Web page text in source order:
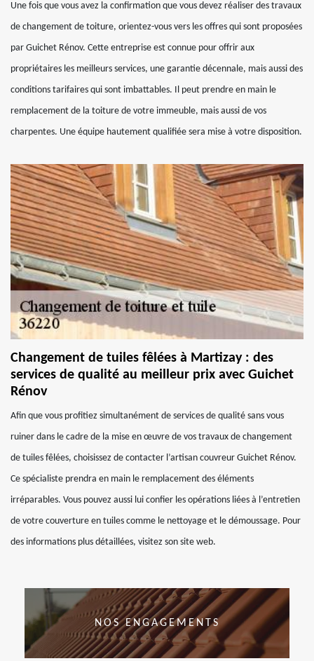
Une fois que vous avez la confirmation que vous devez réaliser des travaux
de changement de toiture, orientez-vous vers les offres qui sont proposées
par Guichet Rénov. Cette entreprise est connue pour offrir aux
propriétaires les meilleurs services, une garantie décennale, mais aussi des
conditions tarifaires qui sont imbattables. Il peut prendre en main le
remplacement de la toiture de votre immeuble, mais aussi de vos
charpentes. Une équipe hautement qualifiée sera mise à votre disposition.
Changement de tuiles fêlées à Martizay : des
services de qualité au meilleur prix avec Guichet
Rénov
Afin que vous profitiez simultanément de services de qualité sans vous
ruiner dans le cadre de la mise en œuvre de vos travaux de changement
de tuiles fêlées, choisissez de contacter l’artisan couvreur Guichet Rénov.
Ce spécialiste prendra en main le remplacement des éléments
irréparables. Vous pouvez aussi lui confier les opérations liées à l’entretien
de votre couverture en tuiles comme le nettoyage et le démoussage. Pour
des informations plus détaillées, visitez son site web.
NOS ENGAGEMENTS